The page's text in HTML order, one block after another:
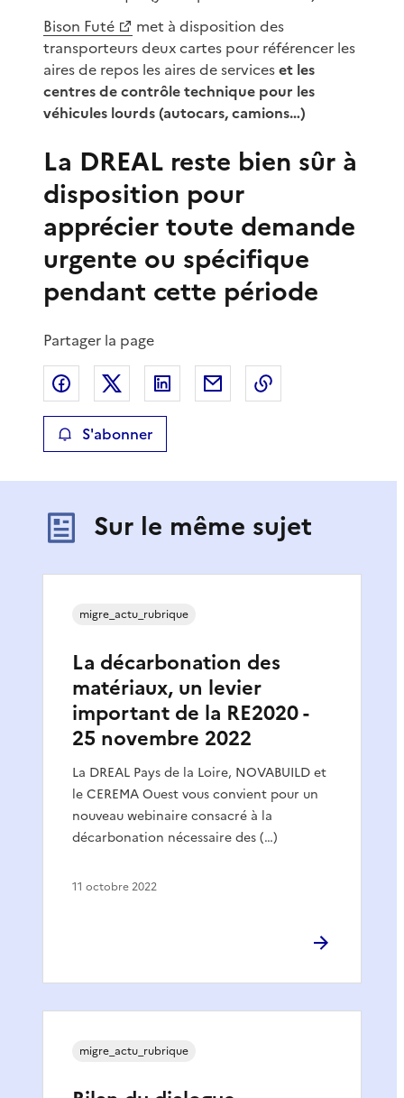
Bison Futé
met à disposition des
transporteurs deux cartes pour référencer les
aires de repos les aires de serviceset les
centres de contrôle technique pour les
véhicules lourds (autocars, camions…)
La DREAL reste bien sûr à
disposition pour
apprécier toute demande
urgente ou spécifique
pendant cette période
Partager la page
Partager sur Facebook
Partager sur XPartager sur LinkedIn
Partager par email
S'abonner
Sur le même sujet
La décarbonation des
matériaux, un levier
important de la RE2020 -
25 novembre 2022
La DREAL Pays de la Loire, NOVABUILD et
le CEREMA Ouest vous convient pour un
nouveau webinaire consacré à la
décarbonation nécessaire des (…)
migre_actu_rubrique
11 octobre 2022
migre_actu_rubrique